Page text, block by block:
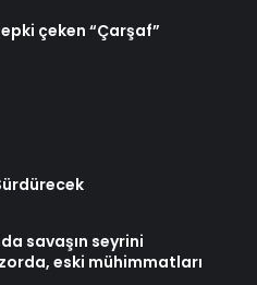
çeken “Çarşaf”
savaşın seyrini
eski mühimmatları